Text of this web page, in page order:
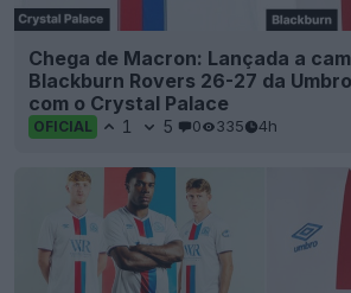
Chega de Macron: Lançada a
Blackburn Rovers 26-27 da
com o Crystal Palace
OFICIAL 1 5 0 335 4h